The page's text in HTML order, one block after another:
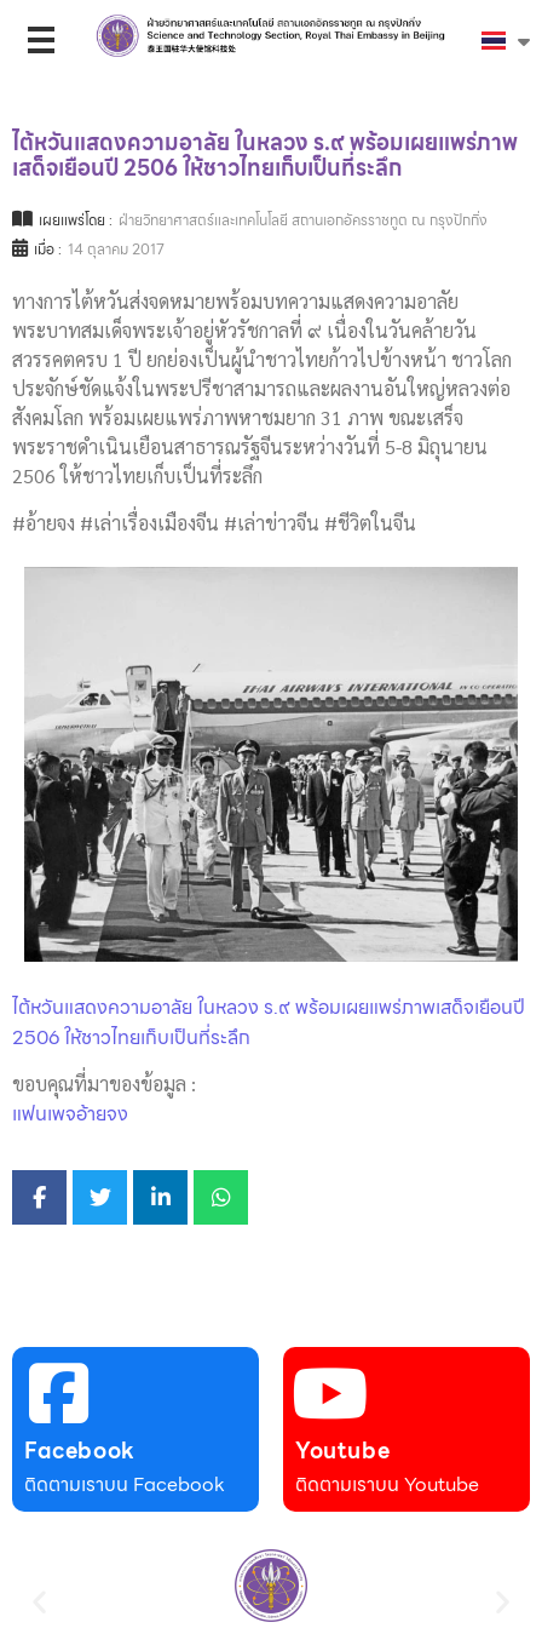
ไต้หวันแสดงความอาลัย ในหลวง ร.๙ พร้อมเผยแพร่ภาพ
เสด็จเยือนปี 2506 ให้ชาวไทยเก็บเป็นที่ระลึก
เผยแพร่โดย : ฝ่ายวิทยาศาสตร์และเทคโนโลยี สถานเอกอัครราชทูต ณ กรุงปักกิ่ง
เมื่อ : 14 ตุลาคม 2017
ทางการไต้หวันส่งจดหมายพร้อมบทความแสดงความอาลัย
พระบาทสมเด็จพระเจ้าอยู่หัวรัชกาลที่ ๙ เนื่องในวันคล้ายวัน
สวรรคตครบ 1 ปี ยกย่องเป็นผู้นำชาวไทยก้าวไปข้างหน้า ชาวโลก
ประจักษ์ชัดแจ้งในพระปรีชาสามารถและผลงานอันใหญ่หลวงต่อ
สังคมโลก พร้อมเผยแพร่ภาพหาชมยาก 31 ภาพ ขณะเสร็จ
พระราชดำเนินเยือนสาธารณรัฐจีนระหว่างวันที่ 5-8 มิถุนายน
2506 ให้ชาวไทยเก็บเป็นที่ระลึก
#อ้ายจง #เล่าเรื่องเมืองจีน #เล่าข่าวจีน #ชีวิตในจีน
ไต้หวันแสดงความอาลัย ในหลวง ร.๙ พร้อมเผยแพร่ภาพเสด็จเยือนปี
2506 ให้ชาวไทยเก็บเป็นที่ระลึก
ขอบคุณที่มาของข้อมูล :
แฟนเพจอ้ายจง
Facebook
ติดตามเราบน Facebook
Youtube
ติดตามเราบน Youtube